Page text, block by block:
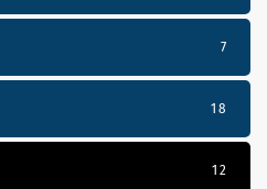
7
18
12